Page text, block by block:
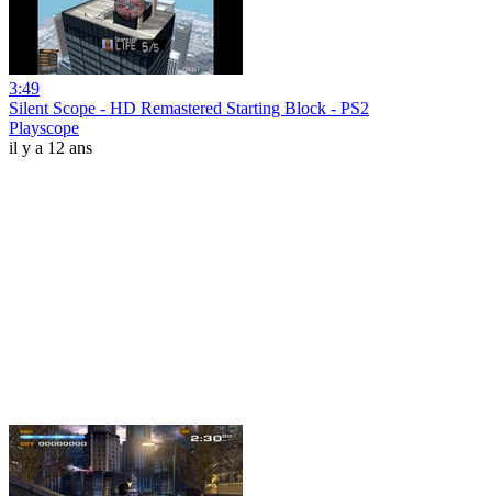
3:49
Silent Scope - HD Remastered Starting Block - PS2
Playscope
il y a 12 ans